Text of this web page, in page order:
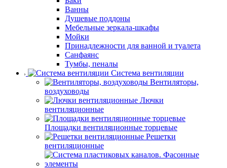
Ванны
Душевые поддоны
Мебельные зеркала-шкафы
Мойки
Принадлежности для ванной и туалета
Санфаянс
Тумбы, пеналы
Система вентиляции
Вентиляторы,
воздуховоды
Лючки
вентиляционные
Площадки вентиляционные торцевые
Решетки
вентиляционные